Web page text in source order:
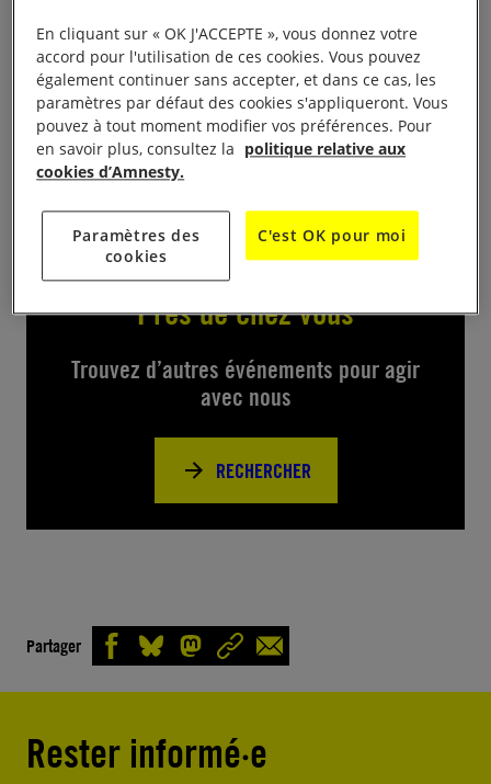
Renseignement au 05 62 05 30 86/06 82 84 01 49
Contact
contact@adear32
Près de chez vous
Trouvez d’autres événements pour agir
avec nous
RECHERCHER
Partager
Rester informé·e
En cliquant sur « OK J'ACCEPTE », vous donnez votre
accord pour l'utilisation de ces cookies. Vous pouvez
également continuer sans accepter, et dans ce cas, les
paramètres par défaut des cookies s'appliqueront. Vous
pouvez à tout moment modifier vos préférences. Pour
en savoir plus, consultez la politique relative aux
cookies d’Amnesty.
Paramètres des
cookies
C'est OK pour moi